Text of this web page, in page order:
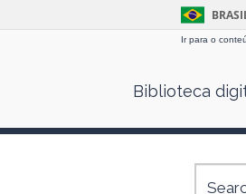
Ir para o
Biblioteca